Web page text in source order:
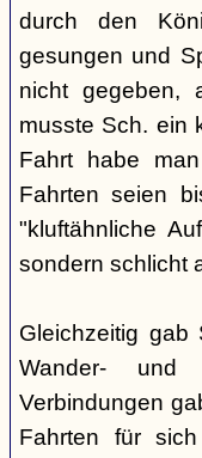
durch den
gesungen und
nicht gegeben,
musste Sch. ein
Fahrt habe
Fahrten seien
"kluftähnliche
sondern schlicht
Gleichzeitig gab
Wander- und
Verbindungen
Fahrten für